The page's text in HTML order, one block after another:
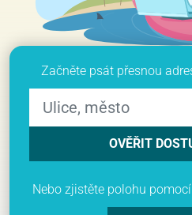
Začněte psát přesnou
OVĚŘIT
Nebo zjistěte polohu